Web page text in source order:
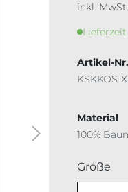
inkl. MwSt.
Artikel-Nr.
KSKKOS-
Material
100%
Größe